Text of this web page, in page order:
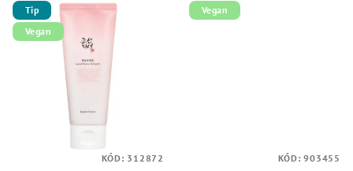
Tip
Vegan
KÓD: 312872
Vegan
KÓD:903455